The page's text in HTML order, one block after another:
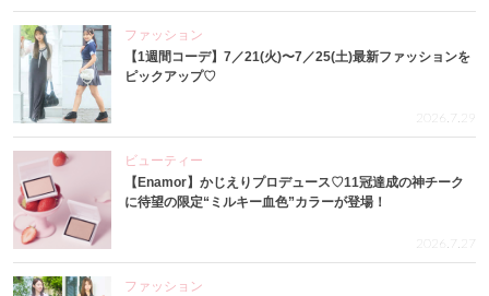
ファッション
【1週間コーデ】7／21(火)〜7／25(土)最新ファッションを
ピックアップ♡
2026.7.29
ビューティー
【Enamor】かじえりプロデュース♡11冠達成の神チーク
に待望の限定“ミルキー血色”カラーが登場！
2026.7.27
ファッション